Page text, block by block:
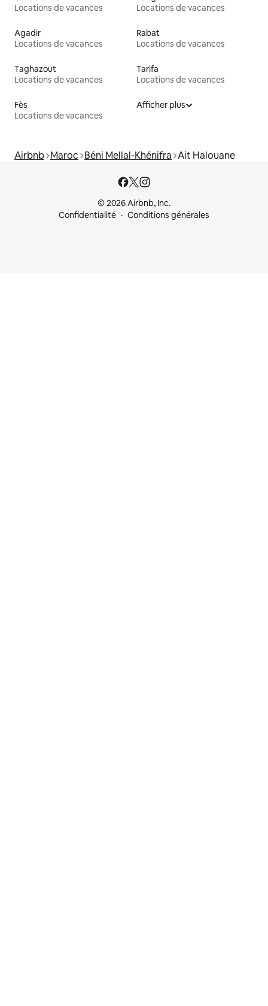
Locations de vacances
Locations de vacances
Agadir
Locations de vacances
Rabat
Locations de vacances
Taghazout
Locations de vacances
Tarifa
Locations de vacances
Fès
Locations de vacances
Afficher plus
Airbnb Maroc Béni Mellal-Khénifra Ait Halouane
© 2026 Airbnb, Inc.
Confidentialité
Conditions générales